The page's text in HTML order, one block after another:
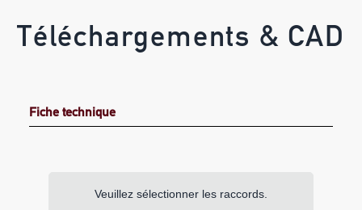
Téléchargements & CAD
Fiche technique
Veuillez sélectionner les raccords.